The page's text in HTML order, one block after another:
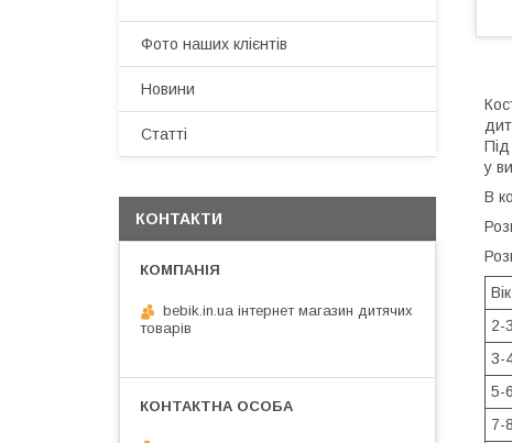
у
В
2-3
3-
5-6
7-8
Фото наших клієнтів
Новини
Статті
КОНТАКТИ
bebik.in.ua інтернет магазин дитячих
товарів